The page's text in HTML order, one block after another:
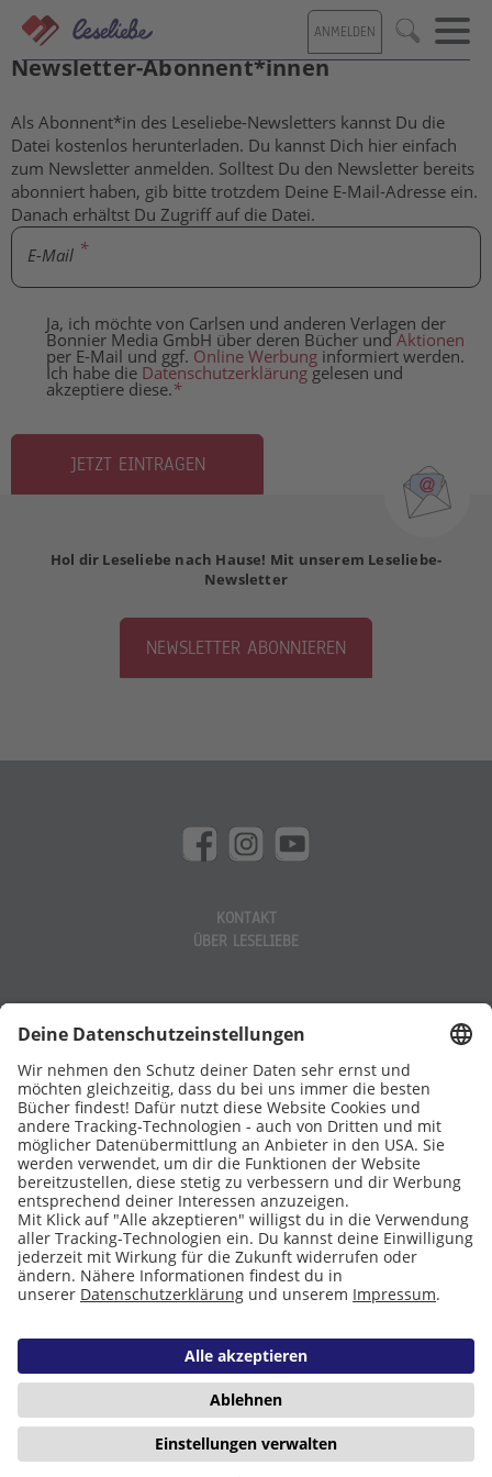
Direkt
zum
Inhalt
ANMELDEN Suche
Kostenlose Inhalte für Leseliebe-
Newsletter-Abonnent*innen
Als Abonnent*in des Leseliebe-Newsletters kannst Du die
Datei kostenlos herunterladen. Du kannst Dich hier einfach
zum Newsletter anmelden. Solltest Du den Newsletter bereits
abonniert haben, gib bitte trotzdem Deine E-Mail-Adresse ein.
Danach erhältst Du Zugriff auf die Datei.
E-Mail
Ja, ich möchte von Carlsen und anderen Verlagen der
Bonnier Media GmbH über deren Bücher undAktionen
per E-Mail und ggf. Online Werbung informiert werden.
Ich habe die Datenschutzerklärunggelesen und
akzeptiere diese.*
JETZT EINTRAGEN
Hol dir Leseliebe nach Hause! Mit unserem Leseliebe-
Newsletter
NEWSLETTER ABONNIEREN
KONTAKT
ÜBER LESELIEBE
UNTERSTÜTZT VON
Eltern
Stiftung Lesen
IMPRESSUM
COOKIES
Copyright © 2026 Leseliebe